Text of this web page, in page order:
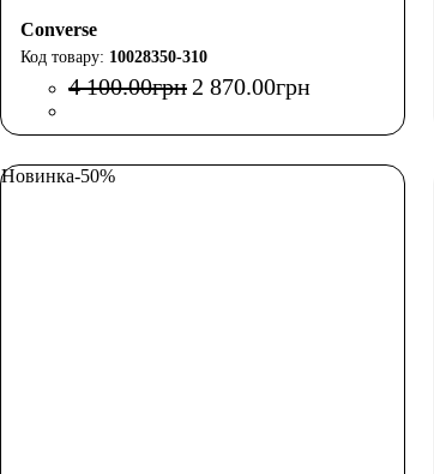
Converse
10028350-310
4 100.00грн 2 870.00грн
Новинка-50%